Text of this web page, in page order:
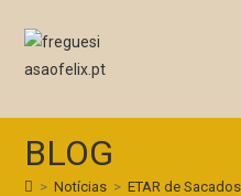
BLOG
> Notícias > ETAR de